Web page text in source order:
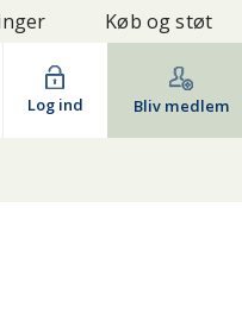
Køb og støt
Log ind Bliv medlem